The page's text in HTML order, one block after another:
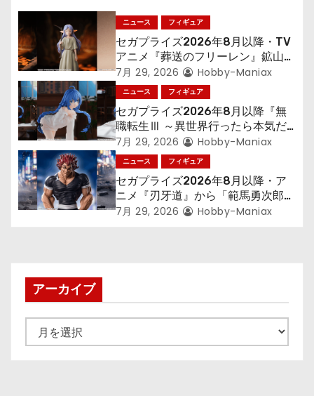
シ
ョ
ン
ニュース フィギュア
セガプライズ2026年8月以降・TV
アニメ『葬送のフリーレン』鉱山で
300年働くことになっっちゃった
「フリーレン」を立体化！
7月 29, 2026 Hobby-Maniax
ニュース フィギュア
セガプライズ2026年8月以降『無
職転生Ⅲ ～異世界行ったら本気だ
す～』から「ロキシー」のフィギュ
アが登場！
7月 29, 2026 Hobby-Maniax
ニュース フィギュア
セガプライズ2026年8月以降・ア
ニメ『刃牙道』から「範馬勇次郎」
が登場ッッ!!
7月 29, 2026 Hobby-Maniax
アーカイブ
ー